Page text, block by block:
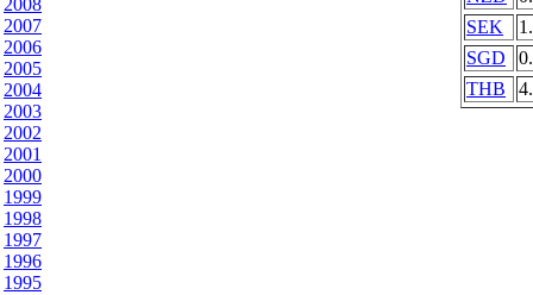
2008
2007
2006
2005
2004
2003
2002
2001
2000
1999
1998
1997
1996
1995
SEK
SGD
THB